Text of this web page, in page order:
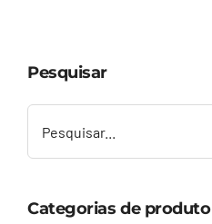
Contato
Pesquisar
Categorias de produto